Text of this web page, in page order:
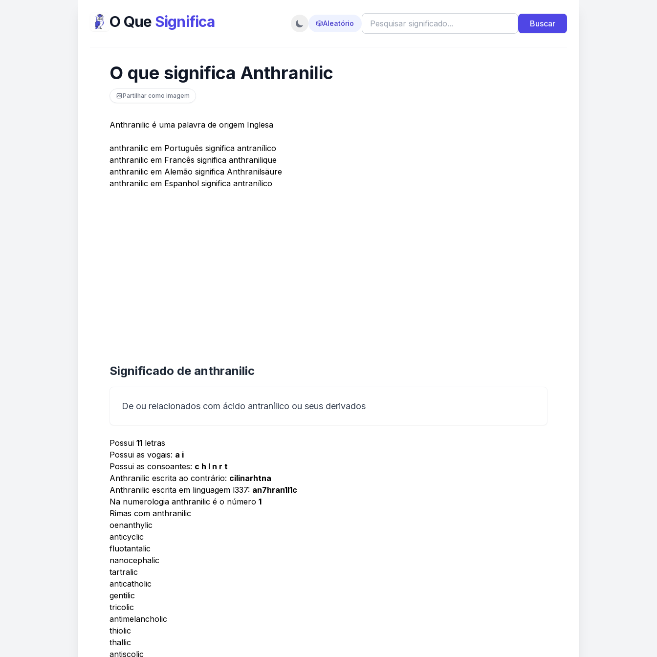
O Que Significa 🎲Aleatório Buscar
O que significa Anthranilic
Partilhar como imagem
Anthranilic é uma palavra de origem Inglesa
anthranilic em Português significa antranílico
anthranilic em Francês significa anthranilique
anthranilic em Alemão significa Anthranilsäure
anthranilic em Espanhol significa antranílico
Significado de anthranilic
De ou relacionados com ácido antranílico ou seus derivados
Possui 11 letras
Possui as vogais: a i
Possui as consoantes: c h l n r t
Anthranilic escrita ao contrário: cilinarhtna
Anthranilic escrita em linguagem l337: an7hran1l1c
Na numerologia anthranilic é o número 1
Rimas com anthranilic
oenanthylic
anticyclic
fluotantalic
nanocephalic
tartralic
anticatholic
gentilic
tricolic
antimelancholic
thiolic
thallic
antiscolic